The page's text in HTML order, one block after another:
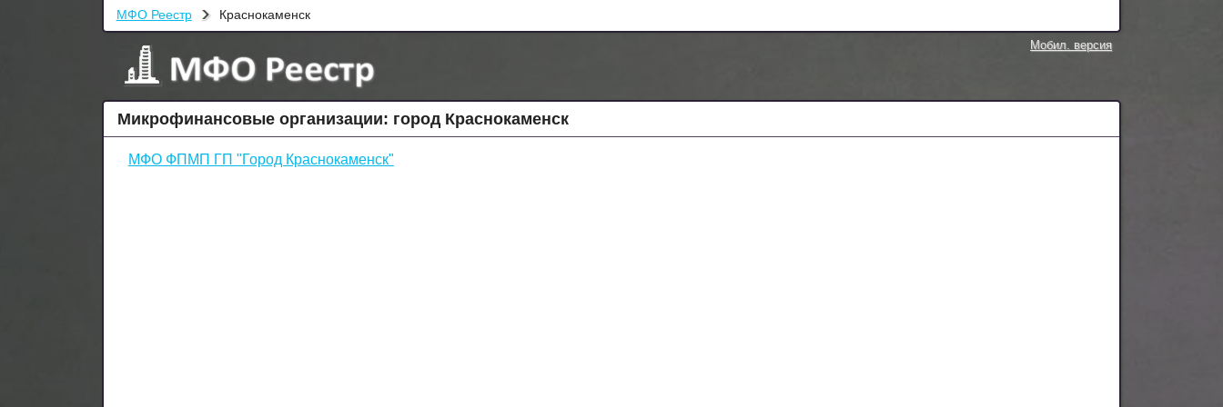
МФО Реестр Краснокаменск
Мобил. версия
Микрофинансовые организации: город Краснокаменск
МФО ФПМП ГП "Город Краснокаменск"